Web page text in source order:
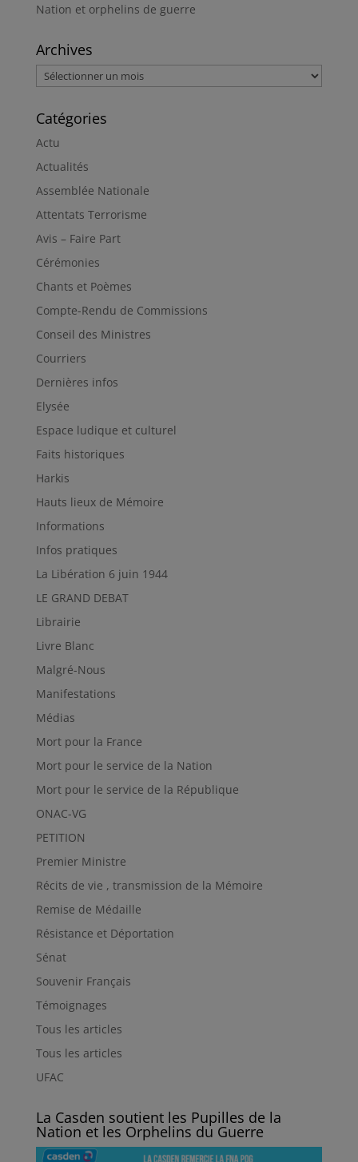
Nation et orphelins de guerre
Archives
Archives
Catégories
Actu
Actualités
Assemblée Nationale
Attentats Terrorisme
Avis – Faire Part
Cérémonies
Chants et Poèmes
Compte-Rendu de Commissions
Conseil des Ministres
Courriers
Dernières infos
Elysée
Espace ludique et culturel
Faits historiques
Harkis
Hauts lieux de Mémoire
Informations
Infos pratiques
La Libération 6 juin 1944
LE GRAND DEBAT
Librairie
Livre Blanc
Malgré-Nous
Manifestations
Médias
Mort pour la France
Mort pour le service de la Nation
Mort pour le service de la République
ONAC-VG
PETITION
Premier Ministre
Récits de vie , transmission de la Mémoire
Remise de Médaille
Résistance et Déportation
Sénat
Souvenir Français
Témoignages
Tous les articles
Tous les articles
UFAC
La Casden soutient les Pupilles de la
Nation et les Orphelins du Guerre